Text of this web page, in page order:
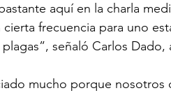
aquí en la charla
frecuencia para uno
señaló Carlos
mucho porque